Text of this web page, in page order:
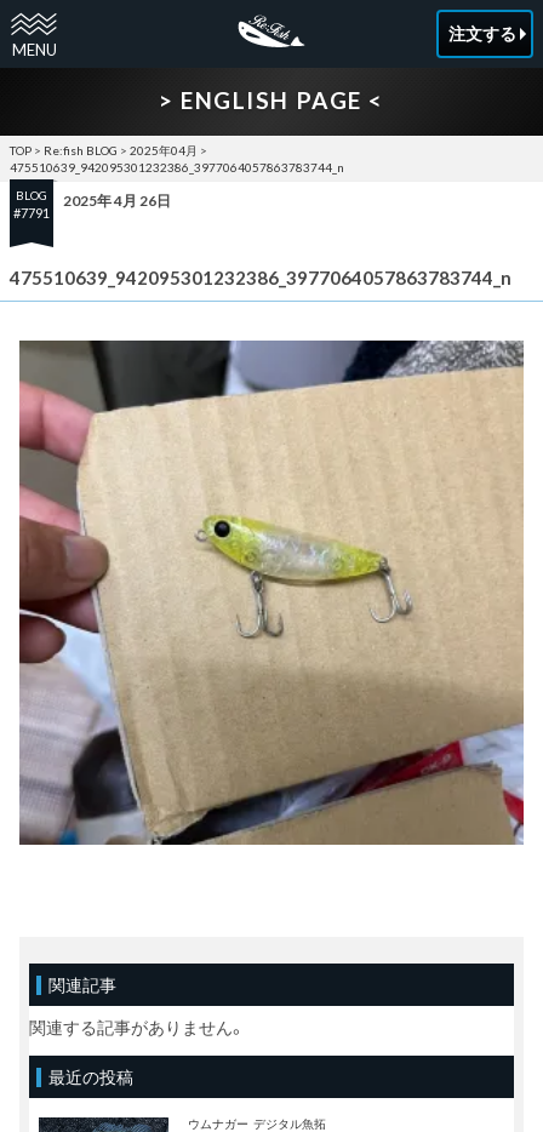
注文する
> ENGLISH PAGE <
TOP > Re:fish BLOG > 2025年04月 >
475510639_942095301232386_3977064057863783744_n
BLOG
#7791
2025年 4月 26日
475510639_942095301232386_3977064057863783744_n
関連記事
関連する記事がありません。
最近の投稿
ウムナガー デジタル魚拓